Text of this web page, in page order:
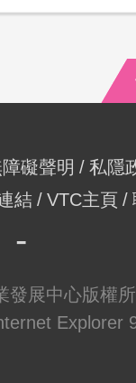
礙聲明
私隱
結 VTC主頁
發展中心版權
Explorer